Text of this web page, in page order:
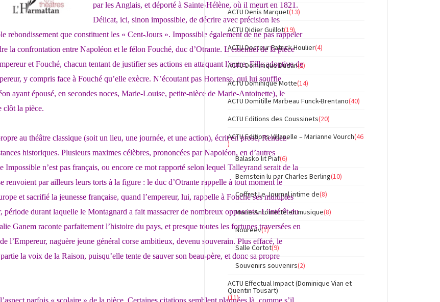
par les Anglais, et déporté à Sainte-Hélène, où il meurt en 1821.
Délicat, ici, sinon impossible, de décrire avec précision les
rebondissement que constituent les « Cent-Jours ». Impossible également de ne pas rappeler
la confrontation entre Napoléon et le félon Fouché, duc d’Otrante. L’essentiel de la pièce
et Fouché, chacun tentant de justifier ses actions en attaquant l’autre. Fille adoptive de
y compris face à Fouché qu’elle exècre. N’écoutant pas Hortense, qui lui souffle
ayant épousé, en secondes noces, Marie-Louise, petite-nièce de Marie-Antoinette), le
clôt la pièce.
au théâtre classique (soit un lieu, une journée, et une action), écrit en prose, Rendez-
historiques. Plusieurs maximes célèbres, prononcées par Napoléon, en d’autres
Impossible n’est pas français, ou encore ce mot rapporté selon lequel Talleyrand serait de la
renvoient par ailleurs leurs torts à la figure : le duc d’Otrante rappelle à tout moment le
et sacrifié la jeunesse française, quand l’empereur, lui, rappelle à Fouché ses multiples
période durant laquelle le Montagnard a fait massacrer de nombreux opposants. L’intérêt du
Ganem raconte parfaitement l’histoire du pays, et presque toutes les fortunes traversées en
l’Empereur, naguère jeune général corse ambitieux, devenu souverain. Plus effacé, le
la voix de la Raison, puisqu’elle tente de sauver son beau-père, et donc sa propre
ACTU Denis Marquet(13)
ACTU Didier Guillot(19)
ACTU Docteur Patrick Houlier(4)
ACTU Dominique Dudan(2)
ACTU Dominique Motte(14)
ACTU Domitille Marbeau Funck-Brentano(40)
ACTU Editions des Coussinets(20)
ACTU Editions Villanelle – Marianne Vourch(46
)
Balasko lit Piaf(6)
Bernstein lu par Charles Berling(10)
Coffret Le Journal intime de(8)
Marie-Antoinette en musique(8)
Noureev(1)
Salle Cortot(9)
Souvenirs souvenirs(2)
ACTU Effectual Impact (Dominique Vian et
Quentin Tousart)
(11)